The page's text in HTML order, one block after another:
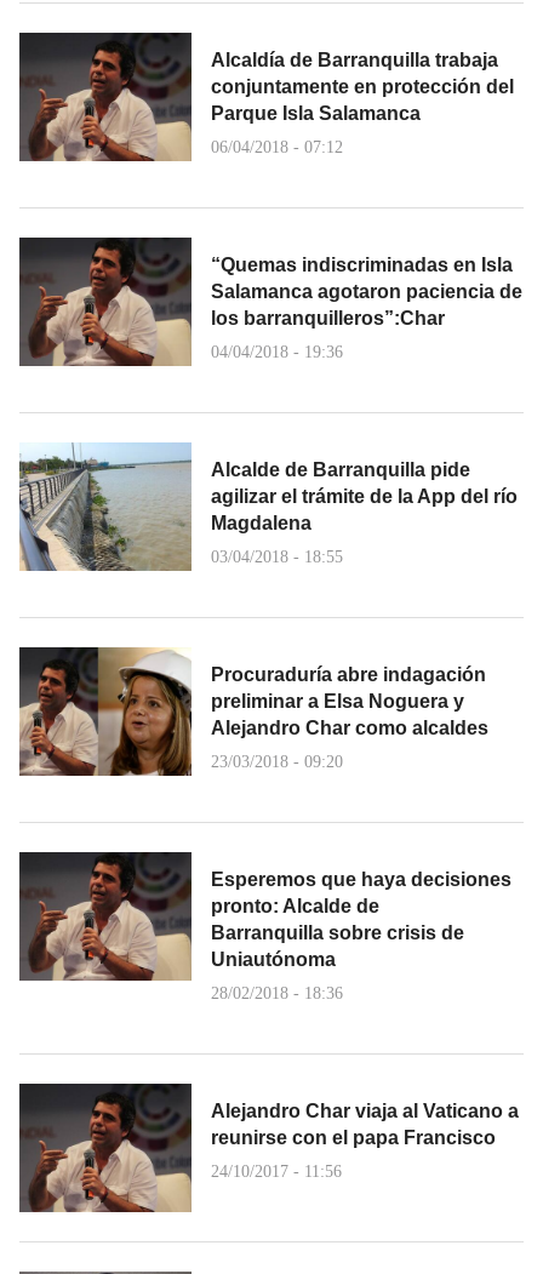
Alcaldía de Barranquilla trabaja
conjuntamente en protección del
Parque Isla Salamanca
06/04/2018 - 07:12
“Quemas indiscriminadas en Isla
Salamanca agotaron paciencia de
los barranquilleros”:Char
04/04/2018 - 19:36
Alcalde de Barranquilla pide
agilizar el trámite de la App del río
Magdalena
03/04/2018 - 18:55
Procuraduría abre indagación
preliminar a Elsa Noguera y
Alejandro Char como alcaldes
23/03/2018 - 09:20
Esperemos que haya decisiones
pronto: Alcalde de
Barranquilla sobre crisis de
Uniautónoma
28/02/2018 - 18:36
Alejandro Char viaja al Vaticano a
reunirse con el papa Francisco
24/10/2017 - 11:56